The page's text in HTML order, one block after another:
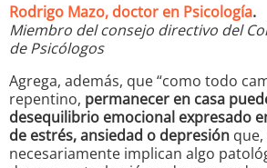
Rodrigo Mazo, doctor en Psicología.
Miembro del consejo directivo del
de Psicólogos
Agrega, además, que “como todo
repentino, permanecer en casa
desequilibrio emocional expresado
de estrés, ansiedad o depresión
necesariamente implican algo